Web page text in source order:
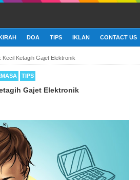
DOA TIPS IKLAN CONTACT US
Ketagih Gajet Elektronik
TIPS
Gajet Elektronik